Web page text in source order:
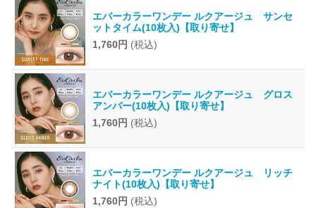
エバーカラーワンデー ルクアージュ サンセ
ットタイム(10枚入)【取り寄せ】
1,760円 (税込)
エバーカラーワンデー ルクアージュ グロス
アンバー(10枚入)【取り寄せ】
1,760円 (税込)
エバーカラーワンデー ルクアージュ リッチ
ナイト(10枚入)【取り寄せ】
1,760円 (税込)